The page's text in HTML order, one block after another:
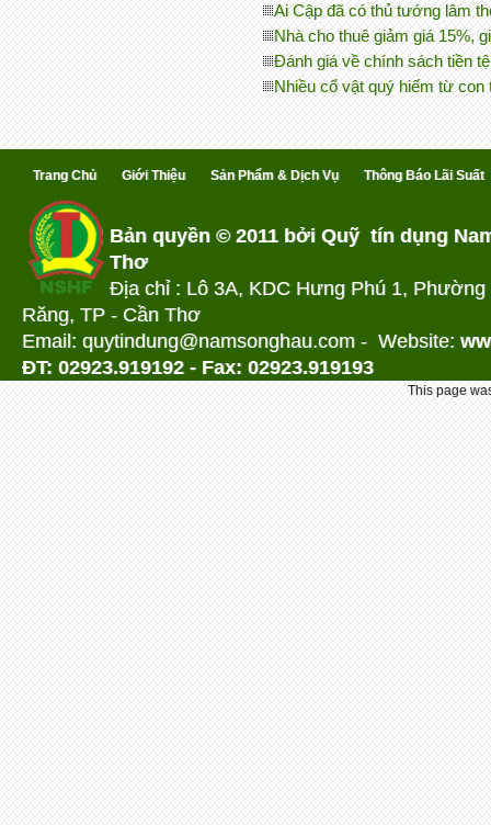
Ai Cập đã có thủ tướng lâm
Nhà cho thuê giảm giá 15%,
Đánh giá về chính sách tiền
Nhiều cổ vật quý hiếm từ
Trang Chủ Giới Thiệu Sản Phẩm & Dịch Vụ Thông Báo Lãi Suất
Bản quyền © 2011 bởi Quỹ tín dụng
Thơ
Địa chỉ : Lô 3A, KDC Hưng Phú 1,
Răng, TP - Cần Thơ
Email: quytindung@namsonghau.com - Website:
ĐT: 02923.919192 - Fax: 02923.919193
This page